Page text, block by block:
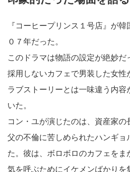
『コーヒープリンス１号店』が
０７年だった。
このドラマは物語の設定が絶妙
採用しないカフェで男装した女性
ラブストーリーとは一味違う内容
いた。
コン・ユが演じたのは、資産家の
父の不倫に苦しめられたハンギョ
た。彼は、ボロボロのカフェをま
気を呼ぶためにイケメンばかりを